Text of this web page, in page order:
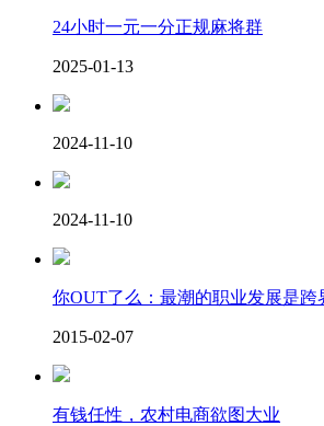
24小时一元一分正规麻将群
2025-01-13
2024-11-10
2024-11-10
你OUT了么：最潮的职业发展是跨
2015-02-07
有钱任性，农村电商欲图大业